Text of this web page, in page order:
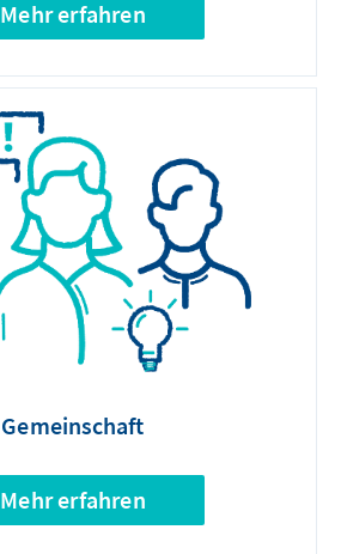
Mehr erfahren
Gemeinschaft
Mehr erfahren